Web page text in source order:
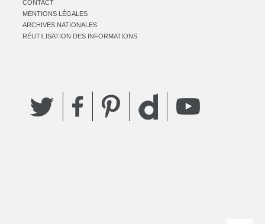
CONTACT
MENTIONS LÉGALES
ARCHIVES NATIONALES
RÉUTILISATION DES INFORMATIONS